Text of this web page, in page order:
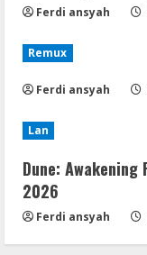
Ferdi ansyah
Remux
Ferdi ansyah
Lan
Dune:
2026
Ferdi ansyah